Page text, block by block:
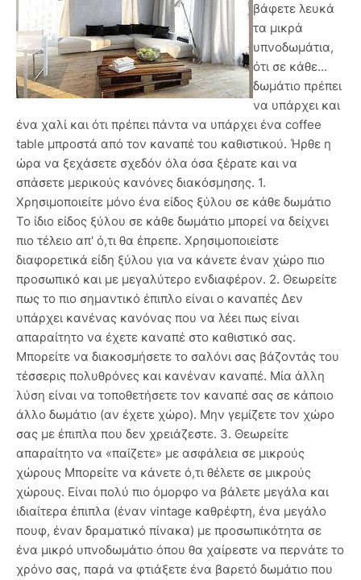
βάφετε λευκά
τα μικρά
υπνοδωμάτια,
ότι σε κάθε...
δωμάτιο πρέπει
να υπάρχει και
ένα χαλί και ότι πρέπει πάντα να υπάρχει ένα coffee
table μπροστά από τον καναπέ του καθιστικού. Ήρθε η
ώρα να ξεχάσετε σχεδόν όλα όσα ξέρατε και να
σπάσετε μερικούς κανόνες διακόσμησης. 1.
Χρησιμοποιείτε μόνο ένα είδος ξύλου σε κάθε δωμάτιο
Το ίδιο είδος ξύλου σε κάθε δωμάτιο μπορεί να δείχνει
πιο τέλειο απ' ό,τι θα έπρεπε. Χρησιμοποιείστε
διαφορετικά είδη ξύλου για να κάνετε έναν χώρο πιο
προσωπικό και με μεγαλύτερο ενδιαφέρον. 2. Θεωρείτε
πως το πιο σημαντικό έπιπλο είναι ο καναπές Δεν
υπάρχει κανένας κανόνας που να λέει πως είναι
απαραίτητο να έχετε καναπέ στο καθιστικό σας.
Μπορείτε να διακοσμήσετε το σαλόνι σας βάζοντάς του
τέσσερις πολυθρόνες και κανέναν καναπέ. Μία άλλη
λύση είναι να τοποθετήσετε τον καναπέ σας σε κάποιο
άλλο δωμάτιο (αν έχετε χώρο). Μην γεμίζετε τον χώρο
σας με έπιπλα που δεν χρειάζεστε. 3. Θεωρείτε
απαραίτητο να «παίζετε» με ασφάλεια σε μικρούς
χώρους Μπορείτε να κάνετε ό,τι θέλετε σε μικρούς
χώρους. Είναι πολύ πιο όμορφο να βάλετε μεγάλα και
ιδιαίτερα έπιπλα (έναν vintage καθρέφτη, ένα μεγάλο
πουφ, έναν δραματικό πίνακα) με προσωπικότητα σε
ένα μικρό υπνοδωμάτιο όπου θα χαίρεστε να περνάτε το
χρόνο σας, παρά να φτιάξετε ένα βαρετό δωμάτιο που